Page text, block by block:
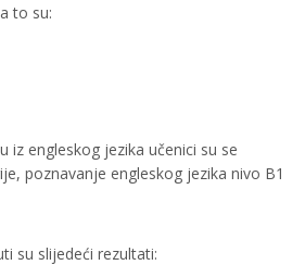
to su:
iz engleskog jezika učenici su se
poznavanje engleskog jezika nivo B1
su slijedeći rezultati: